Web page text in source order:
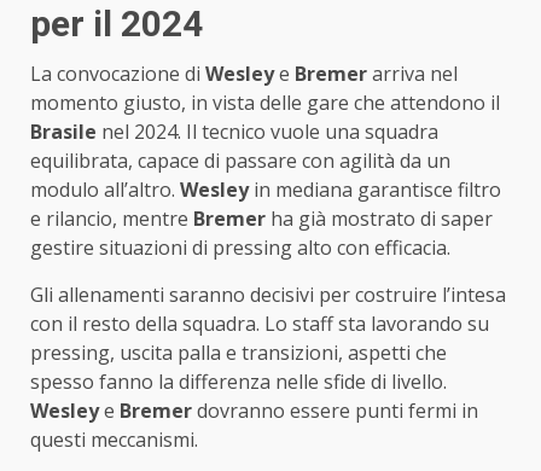
per il 2024
La convocazione di Wesleye Bremerarriva nel
momento giusto, in vista delle gare che attendono il
Brasile nel 2024. Il tecnico vuole una squadra
equilibrata, capace di passare con agilità da un
modulo all’altro. Wesleyin mediana garantisce filtro
e rilancio, mentre Bremer ha già mostrato di saper
gestire situazioni di pressing alto con efficacia.
Gli allenamenti saranno decisivi per costruire l’intesa
con il resto della squadra. Lo staff sta lavorando su
pressing, uscita palla e transizioni, aspetti che
spesso fanno la differenza nelle sfide di livello.
Wesleye Bremerdovranno essere punti fermi in
questi meccanismi.